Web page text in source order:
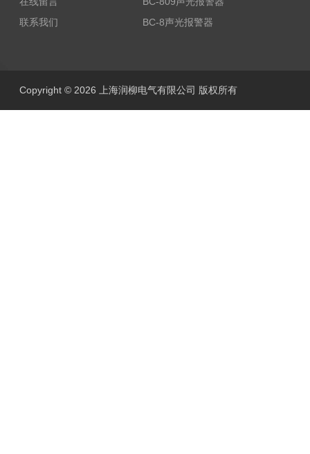
联系我们
BC-8声光报警器
Copyright © 2026 上海润柳电气有限公司 版权所有